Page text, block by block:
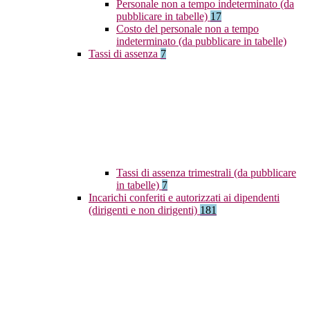
Personale non a tempo indeterminato (da
pubblicare in tabelle) 17
Costo del personale non a tempo
indeterminato (da pubblicare in tabelle)
Tassi di assenza 7
Tassi di assenza trimestrali (da pubblicare
in tabelle) 7
Incarichi conferiti e autorizzati ai dipendenti
(dirigenti e non dirigenti) 181